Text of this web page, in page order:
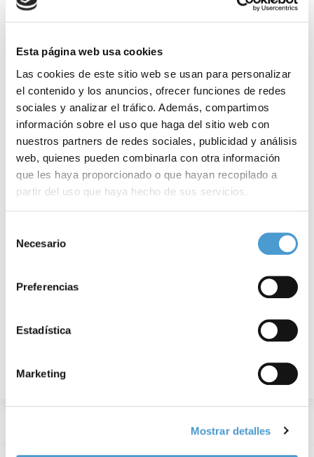
Esta página web usa cookies
Las cookies de este sitio web se usan para personalizar
el contenido y los anuncios, ofrecer funciones de redes
sociales y analizar el tráfico. Además, compartimos
información sobre el uso que haga del sitio web con
nuestros partners de redes sociales, publicidad y análisis
web, quienes pueden combinarla con otra información
que les haya proporcionado o que hayan recopilado a
partir del uso que haya hecho de sus servicios.
de cookies
Necesario
Preferencias
Estadística
Marketing
Mostrar detalles
ENTREVISTAS